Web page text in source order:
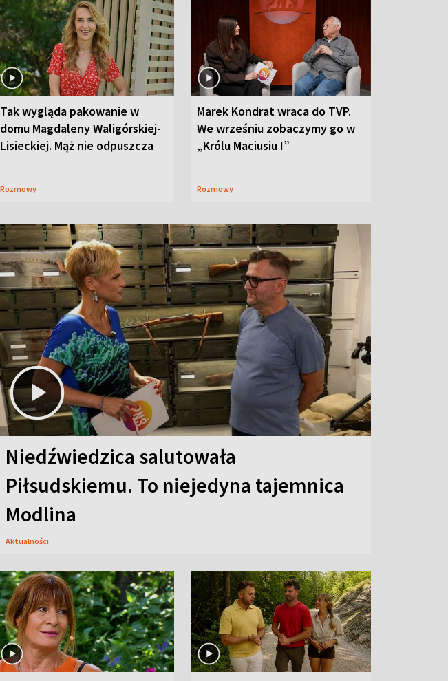
Tak wygląda pakowanie w
domu Magdaleny Waligórskiej-
Lisieckiej. Mąż nie odpuszcza
Rozmowy
Marek Kondrat wraca do TVP.
We wrześniu zobaczymy go w
„Królu Maciusiu I”
Rozmowy
Niedźwiedzica salutowała
Piłsudskiemu. To niejedyna tajemnica
Modlina
Aktualności